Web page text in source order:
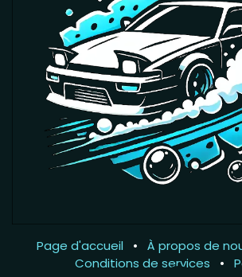
Page d'accueil • À propos de
Conditions de services
•